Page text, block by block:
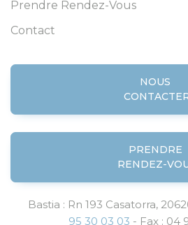
Prendre Rendez-Vous
Contact
NOUS
PRENDRE
RENDEZ-
Bastia : Rn 193 Casatorra,
95 30 03 03 - Fax : 04